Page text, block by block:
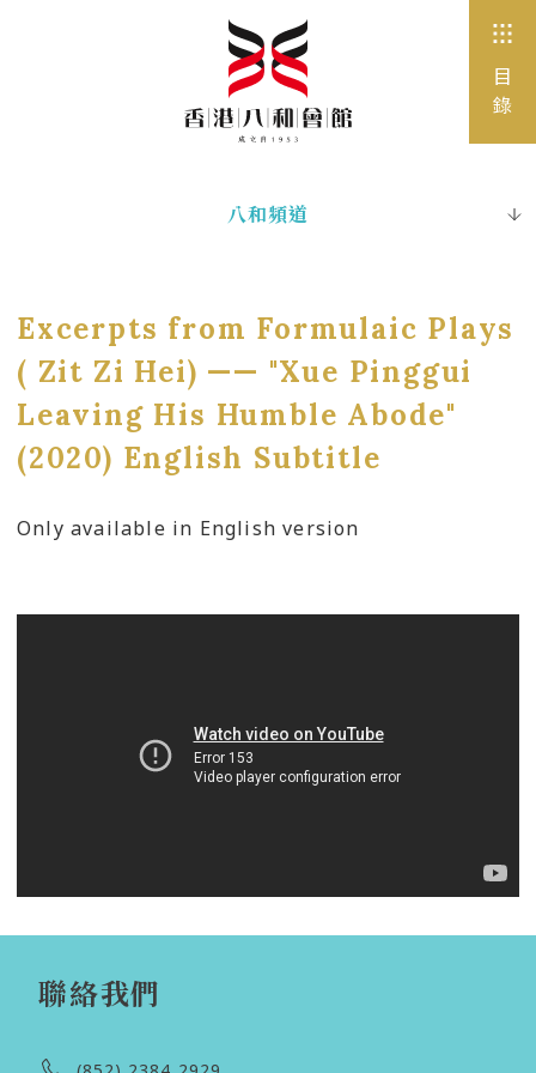
目
錄
八和頻道
電子書
圖片珍藏
網站連結
Excerpts from Formulaic Plays
( Zit Zi Hei) —— "Xue Pinggui
Leaving His Humble Abode"
(2020) English Subtitle
Only available in English version
聯絡我們